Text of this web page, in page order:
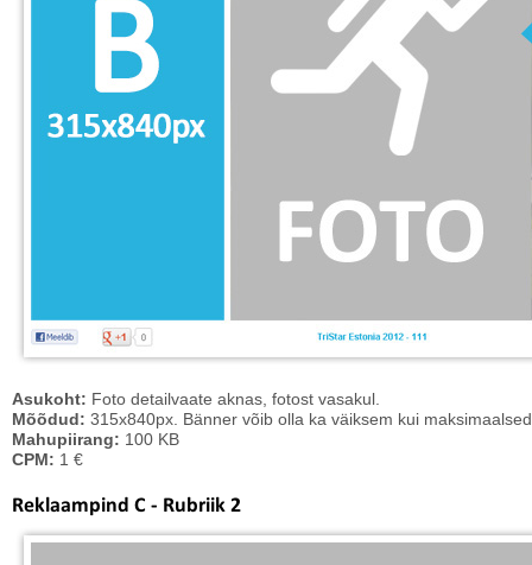
Asukoht: Foto detailvaate aknas, fotost vasakul.
Mõõdud: 315x840px. Bänner võib olla ka väiksem kui
Mahupiirang: 100 KB
CPM: 1 €
Reklaampind C - Rubriik 2